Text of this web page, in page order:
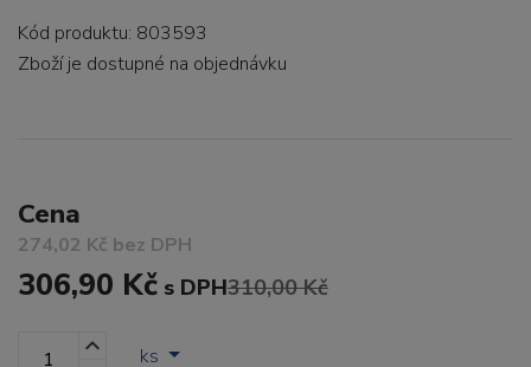
Kód produktu: 803593
Zboží je dostupné na objednávku
Cena
274,02 Kč bez DPH
306,90 Kč s DPH310,00 Kč
ks